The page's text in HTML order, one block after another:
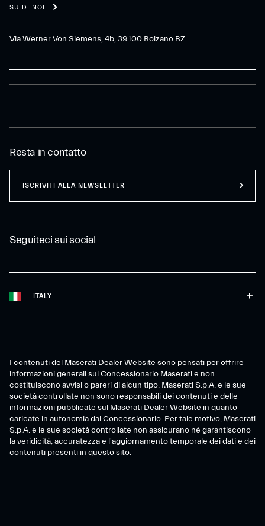
SU DI NOI
Via Werner Von Siemens, 4b, 39100 Bolzano BZ
ITALY
Seguiteci sui social
Resta in contatto
ISCRIVITI ALLA NEWSLETTER
I contenuti del Maserati Dealer Website sono pensati per offrire
informazioni generali sul Concessionario Maserati e non
costituiscono avvisi o pareri di alcun tipo. Maserati S.p.A. e le sue
società controllate non sono responsabili dei contenuti e delle
informazioni pubblicate sul Maserati Dealer Website in quanto
caricate in autonomia dal Concessionario. Per tale motivo, Maserati
S.p.A. e le sue società controllate non assicurano né garantiscono
la veridicità, accuratezza e l'aggiornamento temporale dei dati e dei
contenuti presenti in questo sito.